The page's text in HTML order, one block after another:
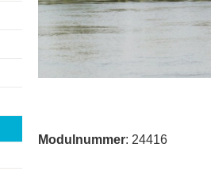
Modulnummer: 24416